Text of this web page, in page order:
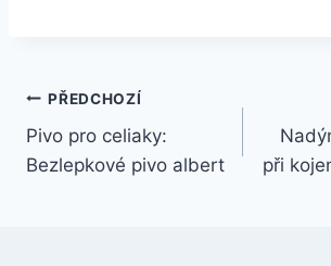
Navigace
pro
PŘEDCHOZÍ
Pivo pro celiaky:
Bezlepkové pivo albert
při